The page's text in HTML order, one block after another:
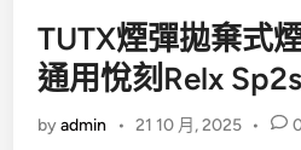
TUTX煙彈拋棄式
通用悅刻Relx
byadmin • 21 10 月, 2025 •